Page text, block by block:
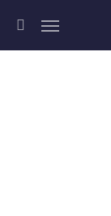
search
Menu